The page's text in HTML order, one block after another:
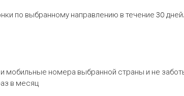
по выбранному направлению в течение 30 дней.
мобильные номера выбранной страны и не
в месяц